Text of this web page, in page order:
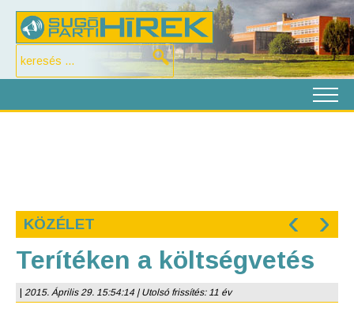
KÖZÉLET ‹ ›
Terítéken a költségvetés
2015. Április 29. 15:54:14 | Utolsó frissítés: 11 év